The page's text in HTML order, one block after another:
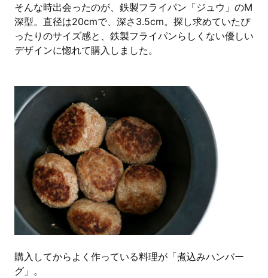
そんな時出会ったのが、鉄製フライパン「ジュウ」のM
深型。直径は20cmで、深さ3.5cm。探し求めていたぴ
ったりのサイズ感と、鉄製フライパンらしくない優しい
デザインに惚れて購入しました。
購入してからよく作っている料理が「煮込みハンバー
グ」。